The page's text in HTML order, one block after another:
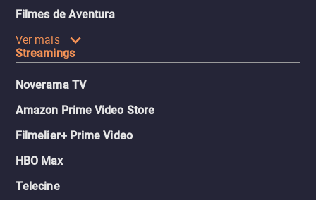
Filmes de Aventura
Ver mais
Streamings
Noverama TV
Amazon Prime Video Store
Filmelier+ Prime Video
HBO Max
Telecine